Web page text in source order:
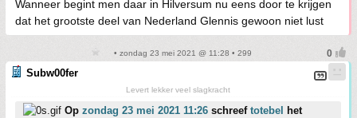
Wanneer begint men daar in Hilversum nu eens door te krijgen
dat het grootste deel van Nederland Glennis gewoon niet lust
• zondag 23 mei 2021 @ 11:28 • 299
Subw00fer
Levert lekker veel slagkracht
Op zondag 23 mei 2021 11:26 schreef totebel
het